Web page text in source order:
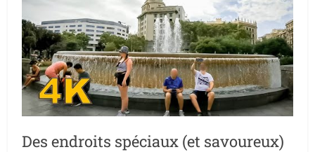
Des endroits spéciaux (et savoureux)